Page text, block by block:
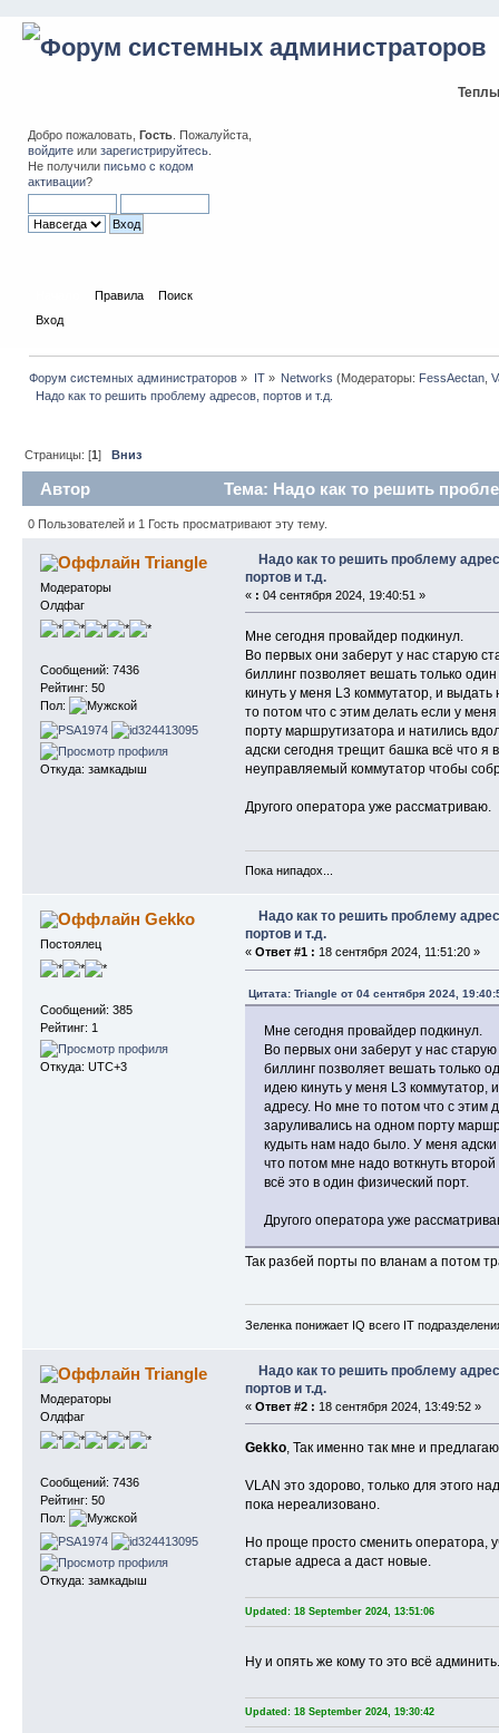
Добро пожаловать, Гость . Пожалуйста,
войдите или зарегистрируйтесь
Не получили письмо с кодом
активации?
Правила
Поиск
Вход
Форум системных администраторов » IT» Networks (Модераторы: FessAectan,
  Надо как то решить проблему адресов, портов и т.д.
Страницы: [1]Вниз
Автор
Тема: Надо как то решить
1418 раз)
0 Пользователей и 1 Гость просматривают эту тему.
Triangle
Модераторы
Олдфаг
Сообщений: 7436
Рейтинг: 50
Пол:
Откуда: замкадыш
Надо как то решить проблему
портов и т.д.
« : 04 сентября 2024, 19:40:51 »
Мне сегодня провайдер подкинул.
Во первых они заберут у нас старую
биллинг позволяет вешать только
кинуть у меня L3 коммутатор, и
то потом что с этим делать если у
порту маршрутизатора и натились
адски сегодня трещит башка всё что я
неуправляемый коммутатор чтобы
Другого оператора уже рассматриваю.
Пока нипадох...
Gekko
Постоялец
Сообщений: 385
Рейтинг: 1
Откуда: UTC+3
Надо как то решить проблему
портов и т.д.
« Ответ #1 : 18 сентября 2024, 11:51:20 »
Цитата: Triangle от 04 сентября 2024,
Мне сегодня провайдер подкинул.
Во первых они заберут у нас
биллинг позволяет вешать только
идею кинуть у меня L3 коммутатор,
адресу. Но мне то потом что с этим
заруливались на одном порту
кудыть нам надо было. У меня
что потом мне надо воткнуть
всё это в один физический порт.
Другого оператора уже
Так разбей порты по вланам а потом
Зеленка понижает IQ всего IT
Triangle
Модераторы
Олдфаг
Сообщений: 7436
Рейтинг: 50
Пол:
Откуда: замкадыш
Надо как то решить проблему
портов и т.д.
« Ответ #2 : 18 сентября 2024, 13:49:52 »
Gekko, Так именно так мне и
VLAN это здорово, только для этого
пока нереализовано.
Но проще просто сменить оператора,
старые адреса а даст новые.
Updated: 18 September 2024, 13:51:06
Ну и опять же кому то это всё
Updated: 18 September 2024, 19:30:42